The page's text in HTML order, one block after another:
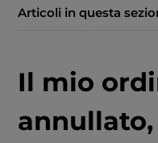
Articoli in questa
Il mio